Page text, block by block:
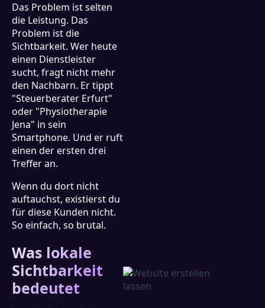
Das Problem ist selten
die Leistung. Das
Problem ist die
Sichtbarkeit. Wer heute
einen Dienstleister
sucht, fragt nicht mehr
den Nachbarn. Er tippt
"Steuerberater Erfurt"
oder "Physiotherapie
Jena" in sein
Smartphone. Und er ruft
einen der ersten drei
Treffer an.
Wenn du dort nicht
auftauchst, existierst du
für diese Kunden nicht.
So einfach, so brutal.
Was lokale
Sichtbarkeit
bedeutet